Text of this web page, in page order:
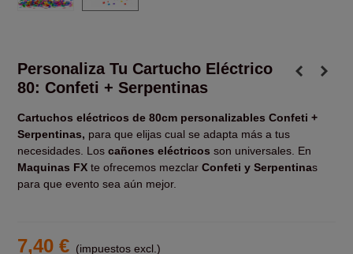
Personaliza Tu Cartucho Eléctrico
80: Confeti + Serpentinas
Cartuchos eléctricos de 80cm personalizables Confeti +
Serpentinas, para que elijas cual se adapta más a tus
necesidades. Loscañones eléctricos son universales. En
Maquinas FXte ofrecemos mezclar Confeti y Serpentinas
para que evento sea aún mejor.
7,40 € (impuestos excl.)